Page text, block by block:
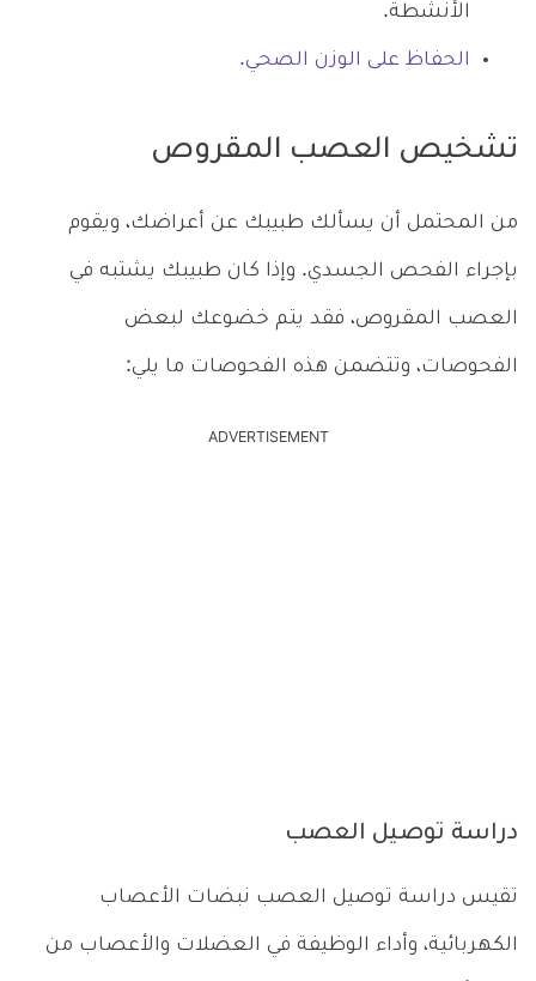
الأنشطة.
الحفاظ على الوزن الصحي.
تشخيص العصب المقروص
من المحتمل أن يسألك طبيبك عن أعراضك، ويقوم
بإجراء الفحص الجسدي. وإذا كان طبيبك يشتبه في
العصب المقروص، فقد يتم خضوعك لبعض
الفحوصات، وتتضمن هذه الفحوصات ما يلي:
ADVERTISEMENT
دراسة توصيل العصب
تقيس دراسة توصيل العصب نبضات الأعصاب
الكهربائية، وأداء الوظيفة في العضلات والأعصاب من